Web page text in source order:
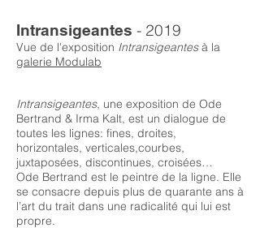
Intransigeantes - 2019
Vue de l'exposition Intransigeantesà la
galerie Modulab
Intransigeantes, une exposition de Ode
Bertrand & Irma Kalt, est un dialogue de
toutes les lignes: fines, droites,
horizontales, verticales,courbes,
juxtaposées, discontinues, croisées…
Ode Bertrand est le peintre de la ligne. Elle
se consacre depuis plus de quarante ans à
l’art du trait dans une radicalité qui lui est
propre.